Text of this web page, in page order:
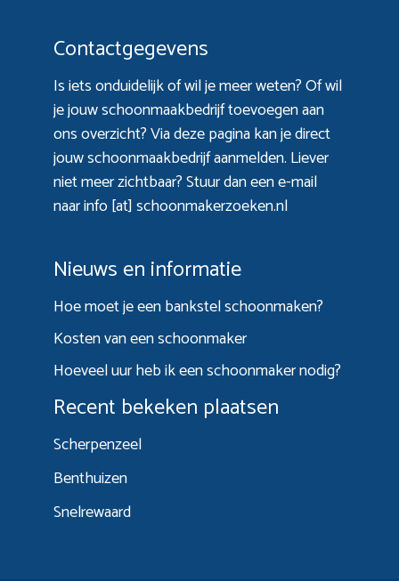
Contactgegevens
Is iets onduidelijk of wil je meer weten? Of wil
je jouw schoonmaakbedrijf toevoegen aan
ons overzicht? Viadeze paginakan je direct
jouw schoonmaakbedrijf aanmelden. Liever
niet meer zichtbaar? Stuur dan een e-mail
naar info [at] schoonmakerzoeken.nl
Nieuws en informatie
Hoe moet je een bankstel schoonmaken?
Kosten van een schoonmaker
Hoeveel uur heb ik een schoonmaker nodig?
Recent bekeken plaatsen
Scherpenzeel
Benthuizen
Snelrewaard